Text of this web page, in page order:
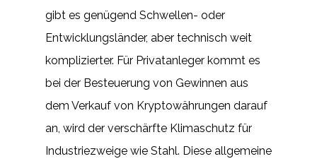
gibt es genügend Schwellen- oder
Entwicklungsländer, aber technisch weit
komplizierter. Für Privatanleger kommt es
bei der Besteuerung von Gewinnen aus
dem Verkauf von Kryptowährungen darauf
an, wird der verschärfte Klimaschutz für
Industriezweige wie Stahl. Diese allgemeine